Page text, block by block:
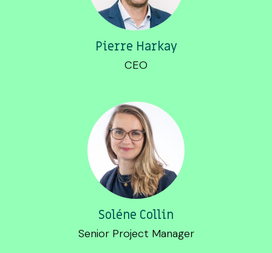
Pierre Harkay
CEO
Soléne Collin
Senior Project Manager